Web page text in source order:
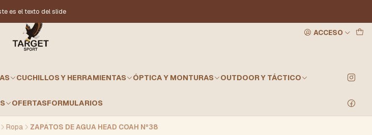
ACCESO
CUCHILLOS Y HERRAMIENTAS ÓPTICA Y MONTURAS OUTDOOR Y TÁCTICO
OFERTASFORMULARIOS
es el texto del slide
Ropa ZAPATOS DE AGUA HEAD COAH Nº38